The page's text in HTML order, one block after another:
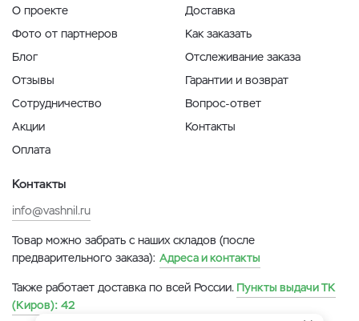
О проекте
Фото от партнеров
Блог
Отзывы
Сотрудничество
Акции
Оплата
Доставка
Как заказать
Отслеживание заказа
Гарантии и возврат
Вопрос-ответ
Контакты
Контакты
info@vashnil.ru
Товар можно забрать с наших складов (после
предварительного заказа): Адреса и контакты
Также работает доставка по всей России. Пункты выдачи ТК
(Киров): 42